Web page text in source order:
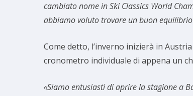
cambiato nome in Ski Classics World
abbiamo voluto trovare un buon
Come detto, l’inverno inizierà in
cronometro individuale di appena un
«Siamo entusiasti di aprire la stagione a